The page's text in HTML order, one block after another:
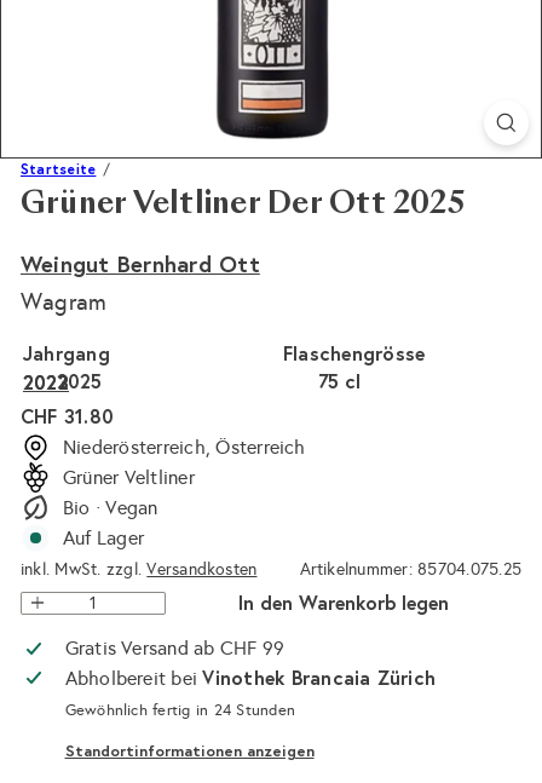
Startseite
Grüner Veltliner Der Ott 2025
Weingut Bernhard Ott
Wagram
Flaschengrösse
75 cl
Jahrgang
2025
2023
2022
Normaler
Preis
CHF 31.80
Niederösterreich, Österreich
Grüner Veltliner
Bio · Vegan
Auf Lager
inkl. MwSt. zzgl.Versandkosten Artikelnummer: 85704.075.25
In den Warenkorb legen
Gratis Versand ab CHF 99
Abholbereit beiVinothek Brancaia Zürich
Gewöhnlich fertig in 24 Stunden
Standortinformationen anzeigen